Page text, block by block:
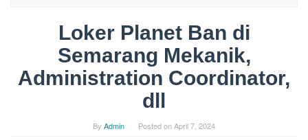
Loker Planet Ban di
Semarang Mekanik,
Administration Coordinator,
dll
By Admin Posted onApril 7, 2024